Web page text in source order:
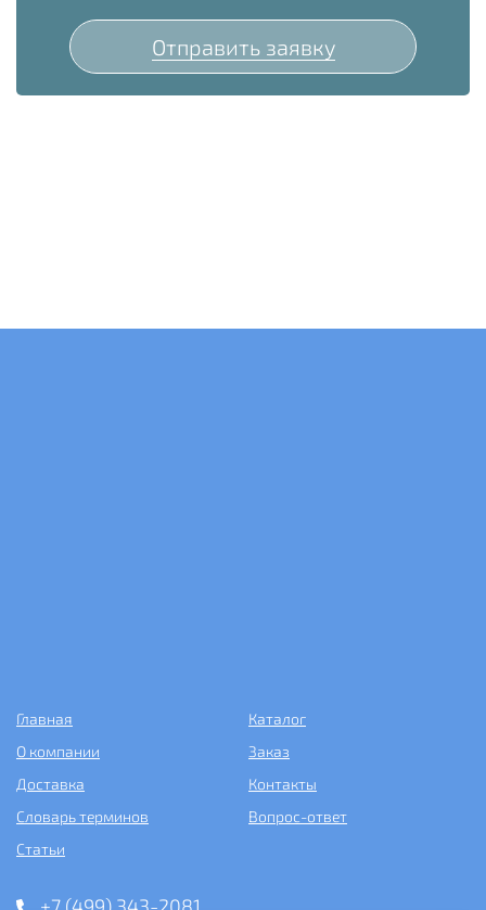
Отправить заявку
Главная
Каталог
О компании
Заказ
Доставка
Контакты
Словарь терминов
Вопрос-ответ
Статьи